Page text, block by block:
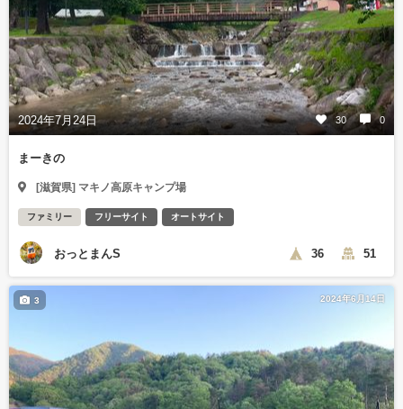
2024年7月24日 30 0
まーきの
[滋賀県] マキノ高原キャンプ場
ファミリー フリーサイト オートサイト
おっとまんS 36 51
2024年6月14日
3